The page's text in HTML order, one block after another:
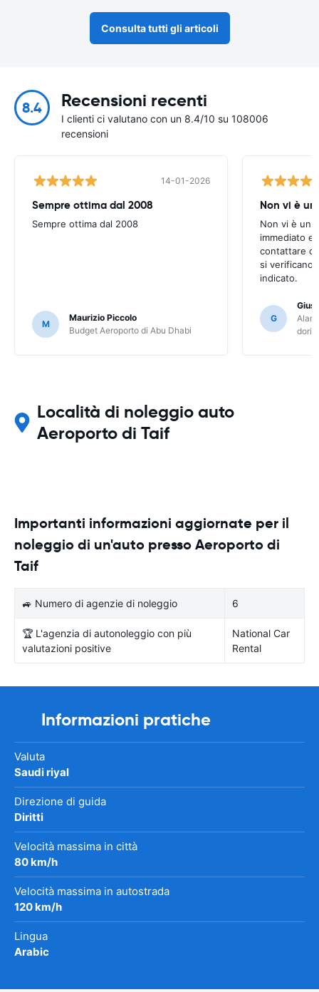
Consulta tutti gli articoli
8.4 Recensioni recenti
I clienti ci valutano con un 8.4/10 su 108006
recensioni
14-01-2026
Sempre ottima dal 2008
Sempre ottima dal 2008
M
Maurizio Piccolo
Budget Aeroporto di Abu Dhabi
Non vi è
Non vi è un
immediato e
contattare
si verificano
indicato.
G
dori
Località di noleggio auto
Aeroporto di Taif
Importanti informazioni aggiornate per il
noleggio di un'auto presso Aeroporto di
Taif
🚙 Numero di agenzie di noleggio 6
🏆 L'agenzia di autonoleggio con più
valutazioni positive
National Car
Rental
Informazioni pratiche
Valuta
Saudi riyal
Direzione di guida
Diritti
Velocità massima in città
80 km/h
Velocità massima in autostrada
120 km/h
Lingua
Arabic